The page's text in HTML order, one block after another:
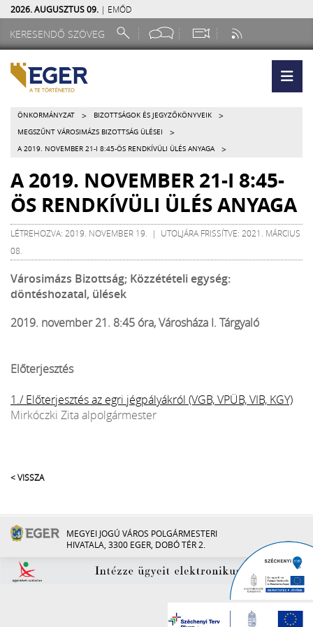
2026. AUGUSZTUS 09. | EMŐD
ÖNKORMÁNYZAT > BIZOTTSÁGOK ÉS JEGYZŐKÖNYVEIK >
MEGSZŰNT VÁROSIMÁZS BIZOTTSÁG ÜLÉSEI >
A 2019. NOVEMBER 21-I 8:45-ÖS RENDKÍVÜLI ÜLÉS ANYAGA >
A 2019. NOVEMBER 21-I 8:45-
ÖS RENDKÍVÜLI ÜLÉS ANYAGA
LÉTREHOZVA: 2019. NOVEMBER 19. | UTOLJÁRA FRISSÍTVE: 2021. MÁRCIUS
08.
Városimázs Bizottság; Közzétételi egység:
döntéshozatal, ülések
2019. november 21. 8:45 óra, Városháza I. Tárgyaló
Előterjesztés
1./ Előterjesztés az egri jégpályákról (VGB, VPÜB, VIB, KGY)
Mirkóczki Zita alpolgármester
< VISSZA
MEGYEI JOGÚ VÁROS POLGÁRMESTERI
HIVATALA, 3300 EGER, DOBÓ TÉR 2.